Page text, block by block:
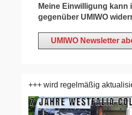
Meine Einwilligung kann
gegenüber UMIWO
+++ wird regelmäßig